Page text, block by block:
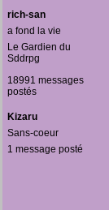
rich-san
a fond la vie
Le Gardien du
Sddrpg
18991 messages
postés
Kizaru
Sans-coeur
1 message posté